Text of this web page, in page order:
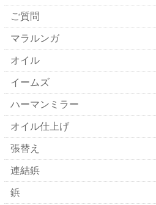
ご質問
マラルンガ
オイル
イームズ
ハーマンミラー
オイル仕上げ
張替え
連結鋲
鋲